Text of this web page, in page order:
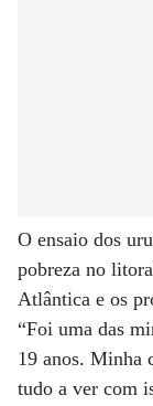
O ensaio dos
pobreza no
Atlântica e os
“Foi uma das
19 anos. Minha
tudo a ver com